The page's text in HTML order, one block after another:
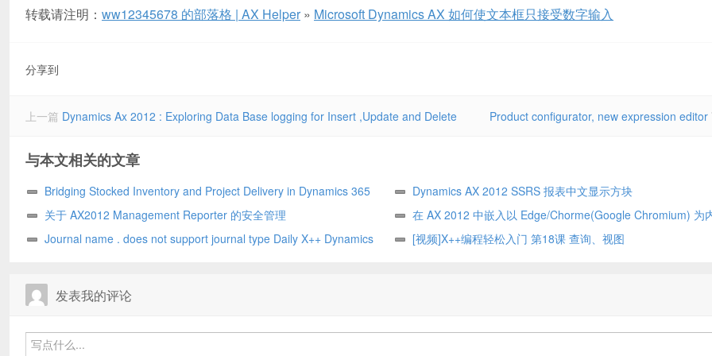
转载请注明： ww12345678 的部落格 | AX Helper » Microsoft Dynamics AX 如何使文本框只接受数字输入
分享到
上一篇 Dynamics Ax 2012 : Exploring Data Base logging for Insert ,Update and Delete Product configurator, new expression editor
与本文相关的文章
Bridging Stocked Inventory and Project Delivery in Dynamics 365
Project Operations Integrated ERP Deployment – A True Game
Changer!
Dynamics AX 2012 SSRS 报表中文显示方块
关于 AX2012 Management Reporter 的安全管理
在 AX 2012 中嵌入以 Edge/Chorme(Google Chromium) 为
浏览器
Journal name . does not support journal type Daily X++ Dynamics
[视频]X++编程轻松入门 第18课 查询、视图
发表我的评论